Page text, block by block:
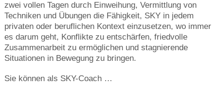
zwei vollen Tagen durch Einweihung, Vermittlung von
Techniken und Übungen die Fähigkeit, SKY in jedem
privaten oder beruflichen Kontext einzusetzen, wo immer
es darum geht, Konflikte zu entschärfen, friedvolle
Zusammenarbeit zu ermöglichen und stagnierende
Situationen in Bewegung zu bringen.
Sie können als SKY-Coach …